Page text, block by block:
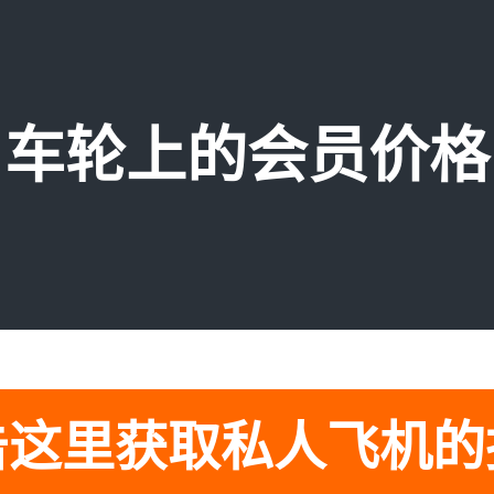
车轮上的会员价格
里获取私人飞机